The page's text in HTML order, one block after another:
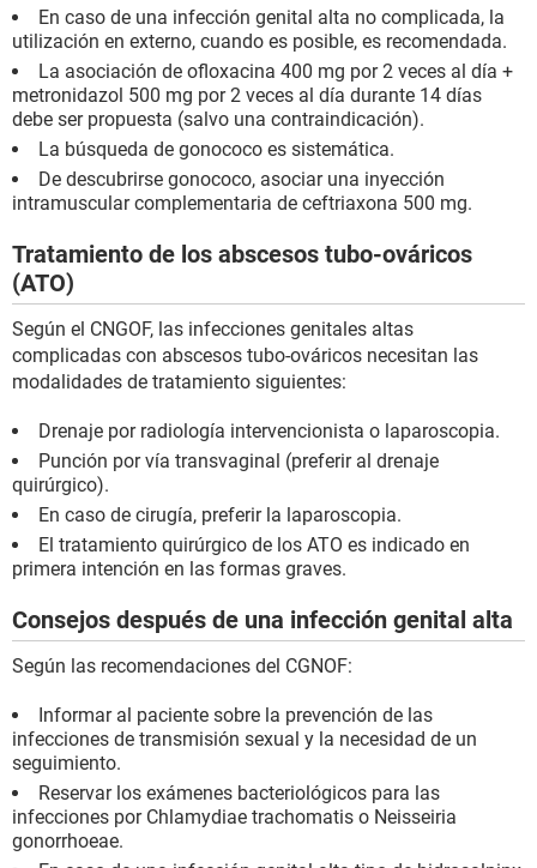
En caso de una infección genital alta no complicada, la
utilización en externo, cuando es posible, es recomendada.
La asociación de ofloxacina 400 mg por 2 veces al día +
metronidazol 500 mg por 2 veces al día durante 14 días
debe ser propuesta (salvo una contraindicación).
La búsqueda de gonococo es sistemática.
De descubrirse gonococo, asociar una inyección
intramuscular complementaria de ceftriaxona 500 mg.
Tratamiento de los abscesos tubo-ováricos
(ATO)
Según el CNGOF, las infecciones genitales altas
complicadas con abscesos tubo-ováricos necesitan las
modalidades de tratamiento siguientes:
Drenaje por radiología intervencionista o laparoscopia.
Punción por vía transvaginal (preferir al drenaje
quirúrgico).
En caso de cirugía, preferir la laparoscopia.
El tratamiento quirúrgico de los ATO es indicado en
primera intención en las formas graves.
Consejos después de una infección genital alta
Según las recomendaciones del CGNOF:
Informar al paciente sobre la prevención de las
infecciones de transmisión sexual y la necesidad de un
seguimiento.
Reservar los exámenes bacteriológicos para las
infecciones por Chlamydiae trachomatis o Neisseiria
gonorrhoeae.